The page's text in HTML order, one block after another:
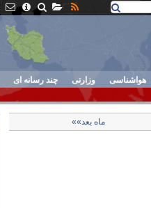
هواشناسی وزارتی چند رسانه ای
ماه بعد»»